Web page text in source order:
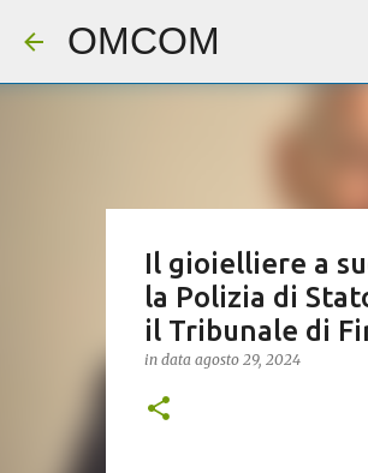
OMCOM
Il gioielliere a
la Polizia di
il Tribunale di
in data agosto 29, 2024